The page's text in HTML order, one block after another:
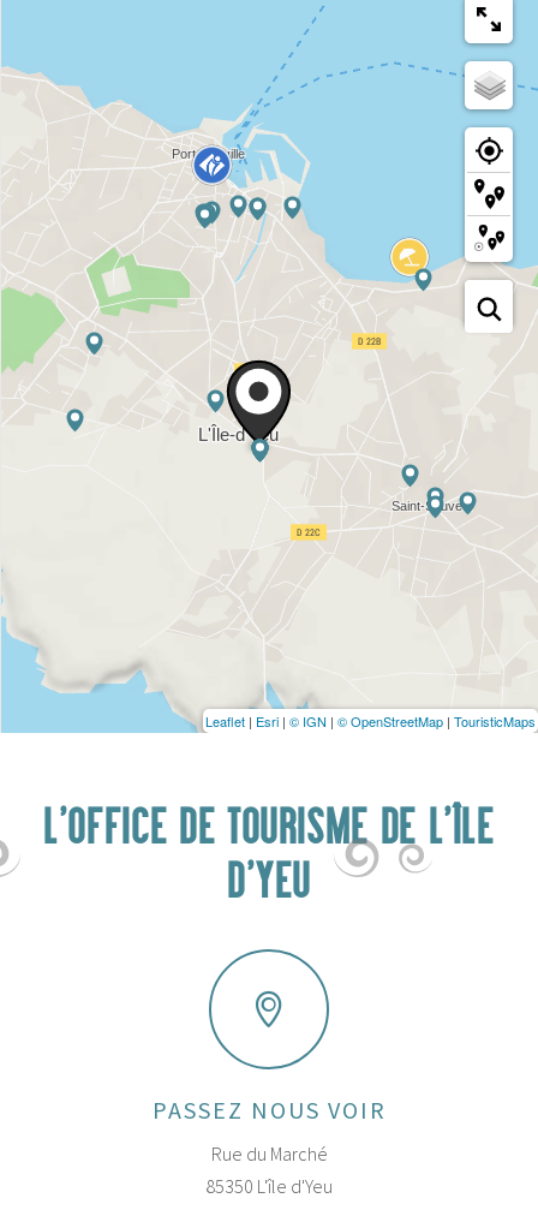
Leaflet | Esri | © IGN | © OpenStreetMap | TouristicMaps
L'OFFICE DE TOURISME DE L'ÎLE
D'YEU
PASSEZ NOUS VOIR
Rue du Marché
85350 L'île d'Yeu